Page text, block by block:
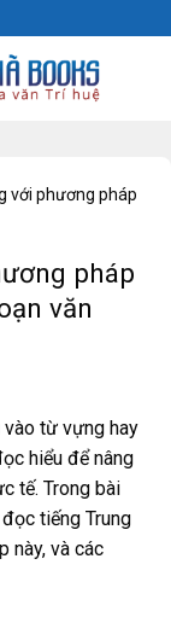
với phương pháp
pháp
văn
vào từ vựng hay
hiểu để nâng
tế. Trong bài
tiếng Trung
này, và các